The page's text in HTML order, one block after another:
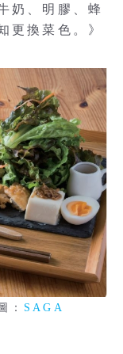
奶、明膠、蜂
更換菜色。》
： SAGA